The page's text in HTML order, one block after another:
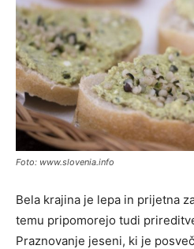
Foto: www.slovenia.info
Bela krajina je lepa in prijetna
temu pripomorejo tudi
Praznovanje jeseni, ki je